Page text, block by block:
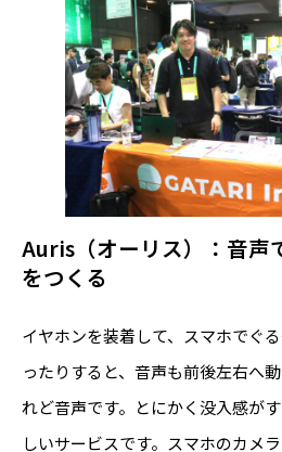
Auris（オーリス）：音声
をつくる
イヤホンを装着して、スマホでぐ
ったりすると、音声も前後左右へ
れど音声です。とにかく没入感が
しいサービスです。スマホのカメ